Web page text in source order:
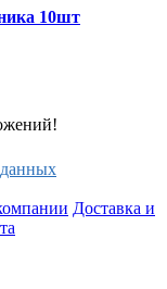
10шт
Доставка и